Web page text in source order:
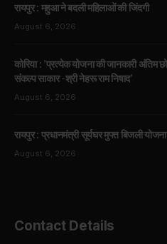
रायपुर : महुआ ने बदली महिलाओं की जिंदगी
August 6, 2026
कोरिया : ’प्रत्येक योजना की जानकारी अंतिम
संकल्प साकार -श्री नेहरू राम निषाद’
August 6, 2026
रायपुर : प्रधानमंत्री सूर्यघर मुफ्त बिजली
August 6, 2026
Contact Details